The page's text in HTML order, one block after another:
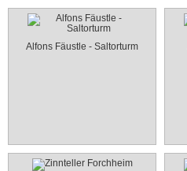
Alfons Fäustle - Saltorturm